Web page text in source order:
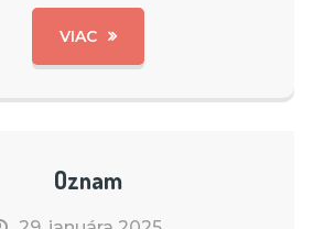
VIAC
Oznam